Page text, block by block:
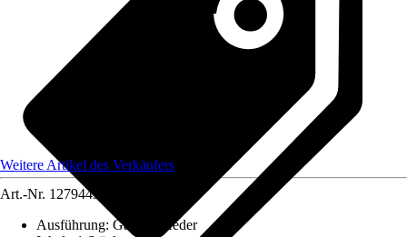
Weitere Artikel des Verkäufers
Art.-Nr. 12794493
Ausführung: Gasdruckfeder